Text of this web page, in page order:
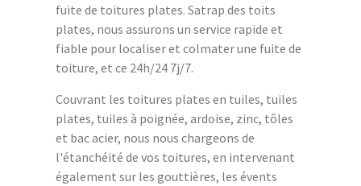
fuite de toitures plates. Satrap des toits
plates, nous assurons un service rapide et
fiable pour localiser et colmater une fuite de
toiture, et ce 24h/24 7j/7.
Couvrant les toitures plates en tuiles, tuiles
plates, tuiles à poignée, ardoise, zinc, tôles
et bac acier, nous nous chargeons de
l'étanchéité de vos toitures, en intervenant
également sur les gouttières, les évents